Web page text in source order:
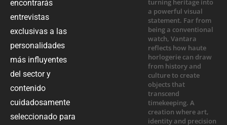
encontrarás
entrevistas
exclusivas a las
personalidades
más influyentes
del sector y
contenido
cuidadosamente
seleccionado para